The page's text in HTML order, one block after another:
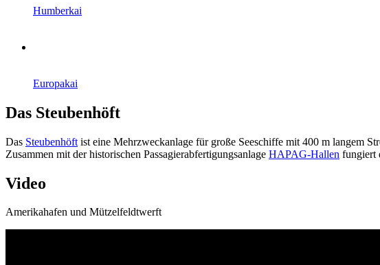
Humberkai
Europakai
Das Steubenhöft
Das Steubenhöft ist eine Mehrzweckanlage für große Seeschiffe mit 400 m langem
Zusammen mit der historischen Passagierabfertigungsanlage HAPAG-Hallen fungiert
Video
Amerikahafen und Mützelfeldtwerft